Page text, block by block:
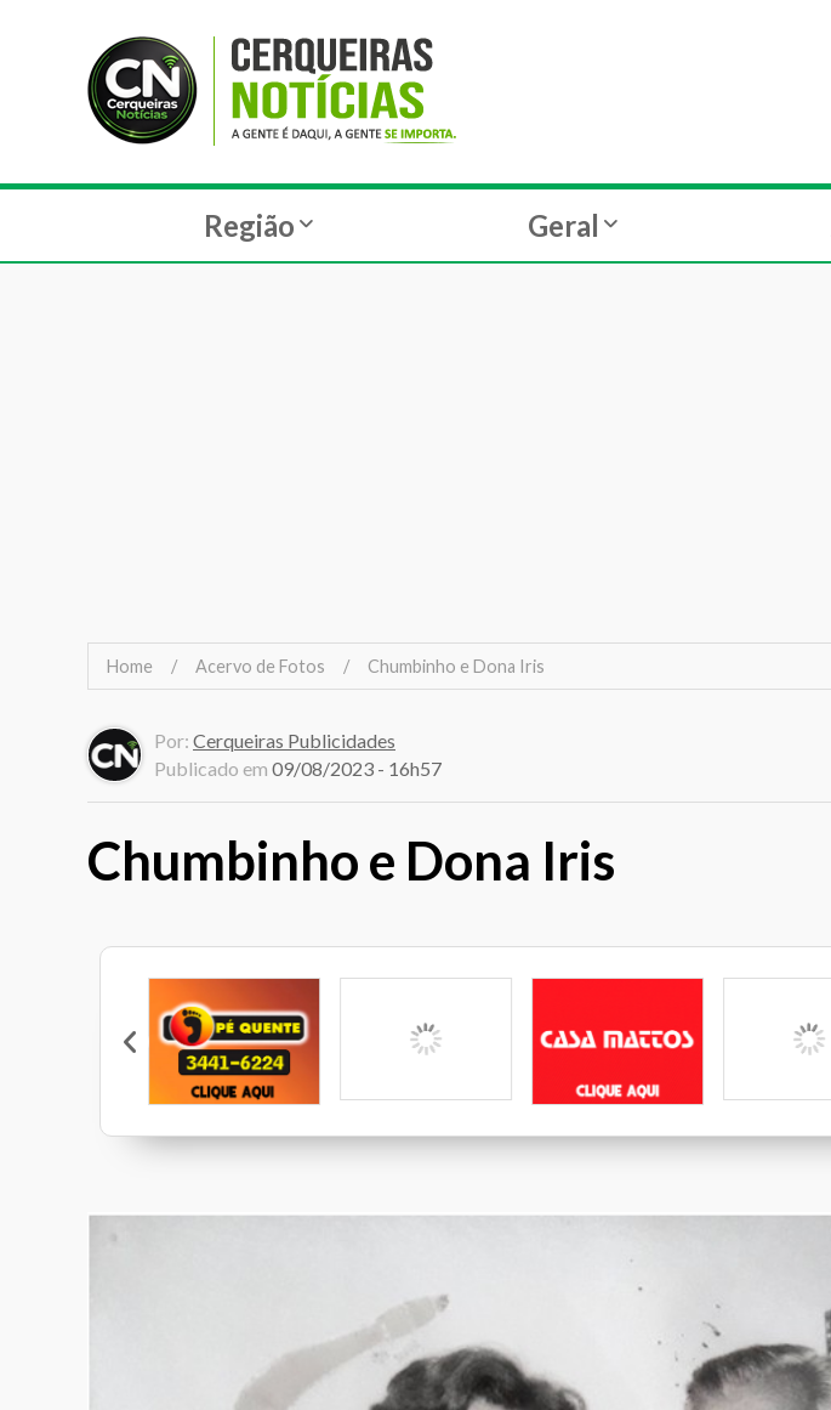
Região Geral
Home Acervo de Fotos Chumbinho e Dona Iris
Por: Cerqueiras Publicidades
Publicado em 09/08/2023 - 16h57
Chumbinho e Dona Iris